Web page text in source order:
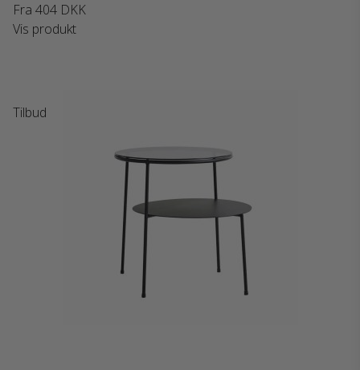
Fra 404 DKK
Vis produkt
Tilbud